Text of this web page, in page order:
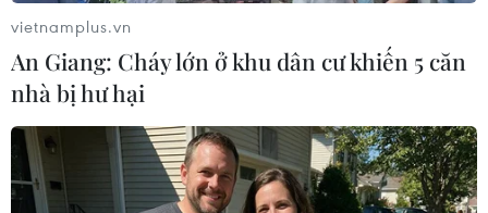
đoàn nghệ thuật cà kheo Namur tại Festival
Nghề truyền thống Huế năm 2023; đồng thời
nghiên cứu triển khai dự án “Huế-Thông minh
và bền vững,” góp phần nâng cao năng lực
quản trị đô thị và cải thiện chất lượng sống cho
người dân.
vietnamplus.vn
An Giang: Cháy lớn ở khu dân cư khiến 5 căn
nhà bị hư hại